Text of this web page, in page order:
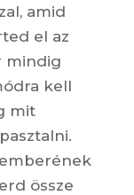
amid
el az
mindig
kell
mit
össze